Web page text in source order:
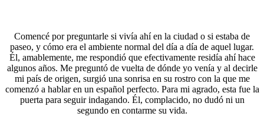
Comencé por preguntarle si vivía ahí en la ciudad o si estaba de
paseo, y cómo era el ambiente normal del día a día de aquel lugar.
Él, amablemente, me respondió que efectivamente residía ahí hace
algunos años. Me preguntó de vuelta de dónde yo venía y al decirle
mi país de origen, surgió una sonrisa en su rostro con la que me
comenzó a hablar en un español perfecto. Para mi agrado, esta fue la
puerta para seguir indagando. Él, complacido, no dudó ni un
segundo en contarme su vida.